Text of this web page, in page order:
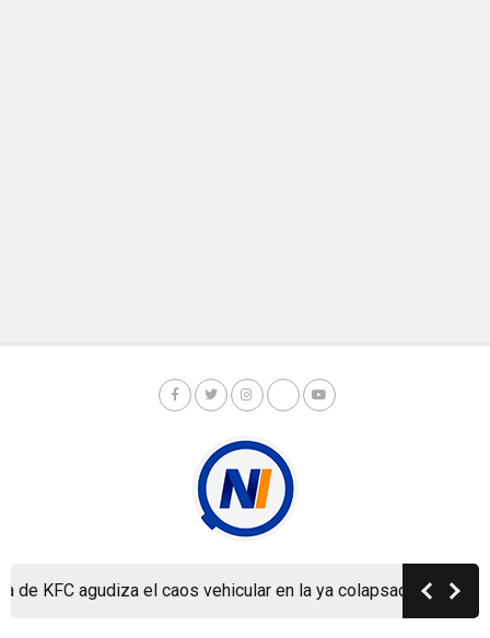
agudiza el caos vehicular en la ya colapsada Carretera a
Copyright © Nicaragua Investiga 2024